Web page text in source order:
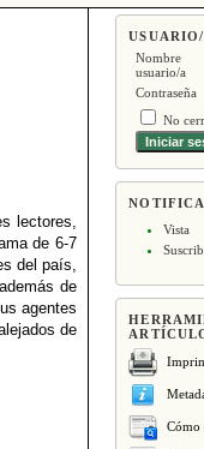
Nombre
usuario/a
Contraseña
No
Vista
Cómo
lectores,
de 6-7
del país,
de
agentes
de